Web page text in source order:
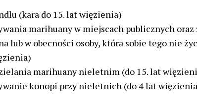
(kara do 15. lat więzienia)
marihuany w miejscach publicznych oraz
lub w obecności osoby, która sobie tego nie
marihuany nieletnim (do 15. lat
konopi przy nieletnich (do 4 lat